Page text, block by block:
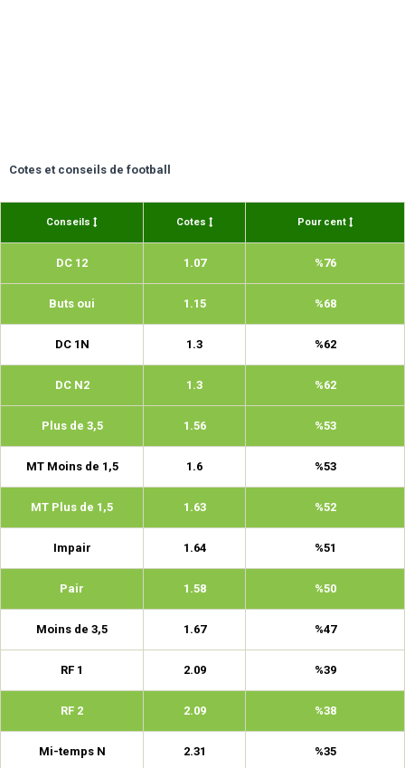
Cotes et conseils de football
Conseils Cotes Pour cent
DC 12 1.07 %76
Buts oui 1.15 %68
DC 1N 1.3 %62
DC N2 1.3 %62
Plus de 3,5 1.56 %53
MT Moins de 1,5 1.6 %53
MT Plus de 1,5 1.63 %52
Impair 1.64 %51
Pair 1.58 %50
Moins de 3,5 1.67 %47
RF 1 2.09 %39
RF 2 2.09 %38
Mi-temps N 2.31 %35